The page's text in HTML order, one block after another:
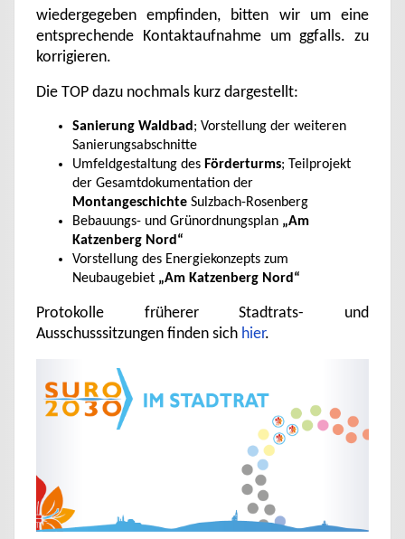
wiedergegeben empfinden, bitten wir um eine
entsprechende Kontaktaufnahme um ggfalls. zu
korrigieren.
Die TOP dazu nochmals kurz dargestellt:
Sanierung Waldbad ; Vorstellung der weiteren
Sanierungsabschnitte
Umfeldgestaltung des Förderturms; Teilprojekt
der Gesamtdokumentation der
Montangeschichte Sulzbach-Rosenberg
Bebauungs- und Grünordnungsplan „Am
Katzenberg Nord“
Vorstellung des Energiekonzepts zum
Neubaugebiet „Am Katzenberg Nord“
Protokolle früherer Stadtrats- und
Ausschusssitzungen finden sich hier.